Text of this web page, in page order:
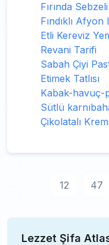
Fırında
Fındıklı
Etli Kereviz
Revani Tarifi
Sabah Çiyi
Etimek Tatlısı
Kabak-havuç-
Sütlü
Çikolatalı
12 47
Lezzet Şifa